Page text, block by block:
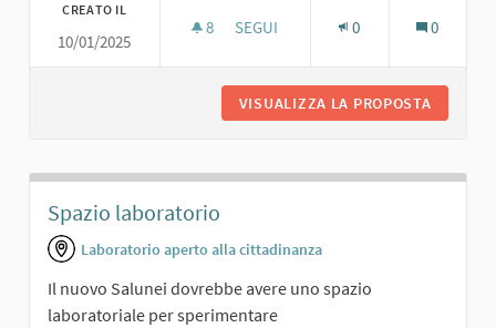
CREATO IL
10/01/2025
8 8 SOSTENITORI
SEGUI 0 0
VISUALIZZA LA PROPOSTA
Spazio laboratorio
Laboratorio aperto alla cittadinanza
Il nuovo Salunei dovrebbe avere uno spazio
laboratoriale per sperimentare